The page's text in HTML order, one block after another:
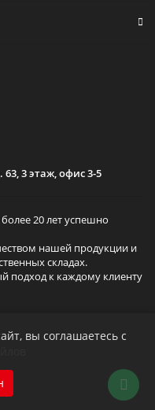
защиты;
для
городов могут
по телефону
3 этаж, офис 3-5
20 лет успешно
нашей продукции и
складах.
подход к каждому клиенту
вы соглашаетесь с